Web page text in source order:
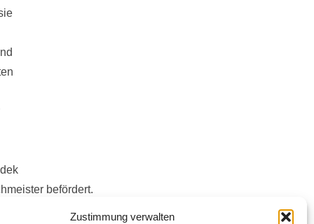
Zustimmung verwalten
befördert.